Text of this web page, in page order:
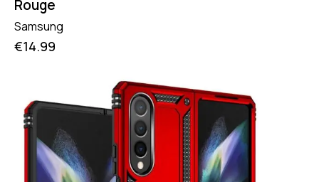
Rouge
Samsung
€14.99